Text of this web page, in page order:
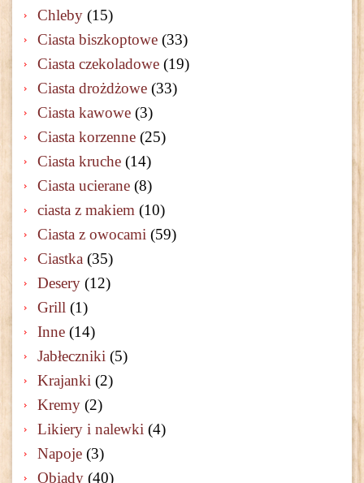
Chleby (15)
Ciasta biszkoptowe (33)
Ciasta czekoladowe (19)
Ciasta drożdżowe (33)
Ciasta kawowe (3)
Ciasta korzenne (25)
Ciasta kruche (14)
Ciasta ucierane (8)
ciasta z makiem (10)
Ciasta z owocami (59)
Ciastka (35)
Desery (12)
Grill (1)
Inne (14)
Jabłeczniki (5)
Krajanki (2)
Kremy (2)
Likiery i nalewki (4)
Napoje (3)
Obiady (40)